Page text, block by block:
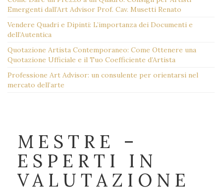
Emergenti dall’Art Advisor Prof. Cav. Musetti Renato
Vendere Quadri e Dipinti: L’importanza dei Documenti e
dell’Autentica
Quotazione Artista Contemporaneo: Come Ottenere una
Quotazione Ufficiale e il Tuo Coefficiente d’Artista
Professione Art Advisor: un consulente per orientarsi nel
mercato dell’arte
MESTRE –
ESPERTI IN
VALUTAZIONE